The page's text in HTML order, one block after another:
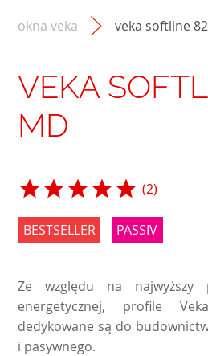
okna veka veka softline
VEKA
MD
(2)
BESTSELLER PASSIV
Ze względu na najwyższy
energetycznej, profile
dedykowane są do
i pasywnego.